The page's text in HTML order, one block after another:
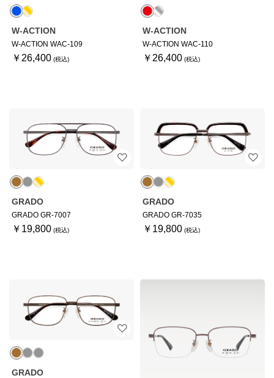
W-ACTION
W-ACTION WAC-109
￥26,400
W-ACTION
W-ACTION WAC-110
￥26,400
GRADO
GRADO GR-7007
￥19,800
GRADO
GRADO GR-7035
￥19,800
GRADO